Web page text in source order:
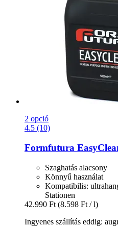
2 opció
4.5 (10)
Formfutura
Szaghatás alacsony
Könnyű használat
Kompatibilis:
Stationen
42.990 Ft (8.598 Ft / l)
Ingyenes szállítás eddig: